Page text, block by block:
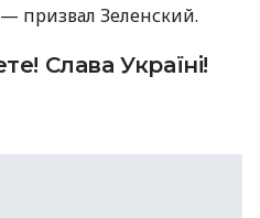
призвал Зеленский.
Слава Україні!